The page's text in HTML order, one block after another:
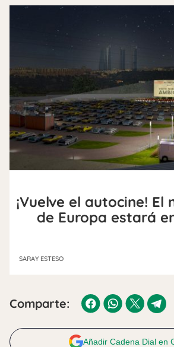
¡Vuelve el autocine! El
de Europa estará
SARAY ESTESO
Comparte:
Añadir Cadena Dial en